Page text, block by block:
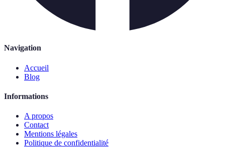
Navigation
Accueil
Blog
Informations
A propos
Contact
Mentions légales
Politique de confidentialité